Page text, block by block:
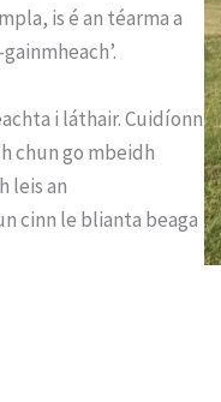
is é an téarma a
i láthair. Cuidíonn
chun go mbeidh
leis an
cinn le blianta beaga